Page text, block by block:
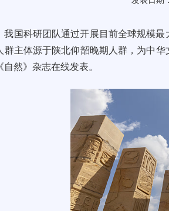
我国科研团队通过开展目前全球规模
群主体源于陕北仰韶晚期人群，为中
自然》杂志在线发表。